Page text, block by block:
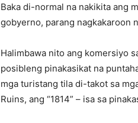
Baka di-normal na nakikita ang
gobyerno, parang nagkakaroon
Halimbawa nito ang komersiyo
posibleng pinakasikat na
mga turistang tila di-takot sa
Ruins, ang “1814” – isa sa